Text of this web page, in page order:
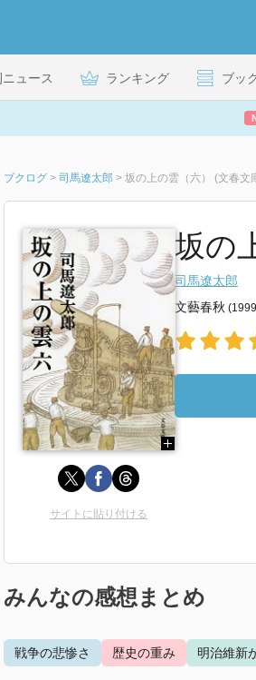
ニュース ランキング ブッ
ブクログ > 司馬遼太郎 > 坂の上の雲（六） (文春文
坂の
司馬遼太郎
文藝春秋
サイトに貼り付ける
みんなの感想まとめ
戦争の悲惨さ 歴史の重み 明治維新